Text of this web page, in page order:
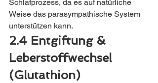
Schlafprozess, da es auf natürliche
Weise das parasympathische System
unterstützen kann.
2.4 Entgiftung &
Leberstoffwechsel
(Glutathion)